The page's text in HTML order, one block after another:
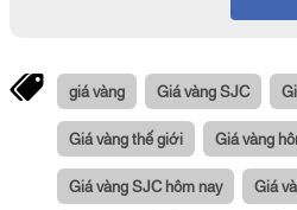
giá vàng Giá vàng SJC
Giá vàng thế giới Giá vàng
Giá vàng SJC hôm nay Giá